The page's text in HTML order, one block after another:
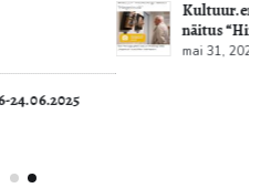
galeriis avati Jüri Mildebergi